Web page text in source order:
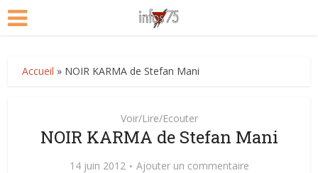
Accueil » NOIR KARMA de Stefan Mani
Voir/Lire/Ecouter
NOIR KARMA de Stefan Mani
14 juin 2012 Ajouter un commentaire